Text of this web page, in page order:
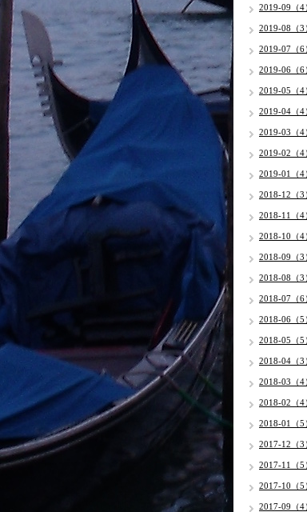
2019-09（4
2019-08（3
2019-07（6
2019-06（6
2019-05（4
2019-04（4
2019-03（4
2019-02（4
2019-01（4
2018-12（3
2018-11（4
2018-10（4
2018-09（3
2018-08（3
2018-07（6
2018-06（5
2018-05（5
2018-04（3
2018-03（4
2018-02（4
2018-01（5
2017-12（3
2017-11（5
2017-10（5
2017-09（4